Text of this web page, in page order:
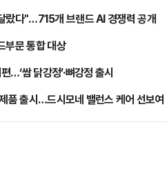
랐다"…715개 브랜드 AI 경쟁력 공개
부문 통합 대상
…‘쌈 닭강정’·뼈강정 출시
품 출시…드시모네 밸런스 케어 선보여